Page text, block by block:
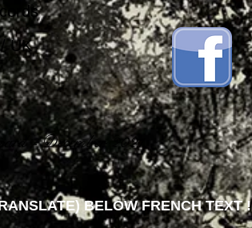
UK
- December 2021
BELOW FRENCH TEXT !